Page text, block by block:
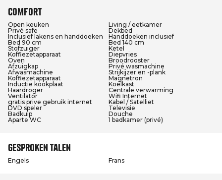
Comfort
Open keuken
Living / eetkamer
Privé safe
Dekbed
Inclusief lakens en handdoeken
Handdoeken inclusief
Bed 90 cm
Bed 140 cm
Stofzuiger
Ketel
Koffiezetapparaat
Diepvries
Oven
Broodrooster
Afzuigkap
Privé wasmachine
Afwasmachine
Strijkijzer en -plank
Koffiezetapparaat
Magnetron
Inductie kookplaat
Koelkast
Haardroger
Centrale verwarming
Ventilator
Wifi Internet
gratis prive gebruik internet
Kabel / Satelliet
DVD speler
Televisie
Badkuip
Douche
Aparte WC
1 badkamer (privé)
Gesproken talen
Engels Frans